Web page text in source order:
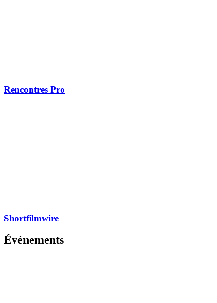
Rencontres Pro
Shortfilmwire
Événements